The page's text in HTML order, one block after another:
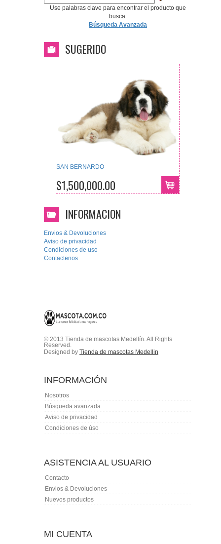
Use palabras clave para encontrar el producto que
busca.
Búsqueda Avanzada
SUGERIDO
SAN BERNARDO
$1,500,000.00
INFORMACION
Envios & Devoluciones
Aviso de privacidad
Condiciones de uso
Contactenos
© 2013 Tienda de mascotas Medellín. All Rights
Reserved.
Designed by Tienda de mascotas Medellin
INFORMACIÓN
Nosotros
Búsqueda avanzada
Aviso de privacidad
Condiciones de úso
ASISTENCIA AL USUARIO
Contacto
Envios & Devoluciones
Nuevos productos
MI CUENTA